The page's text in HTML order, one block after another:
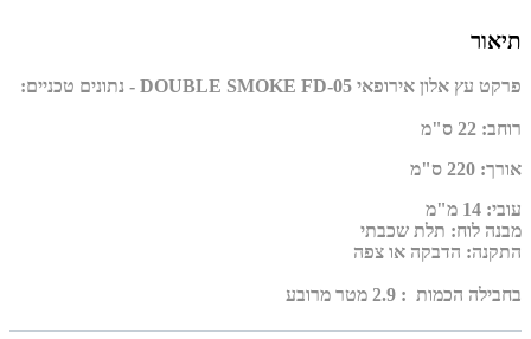
תיאור
פרקט עץ אלון אירופאי DOUBLE SMOKE FD-05 - נתונים טכניים:
רוחב: 22
ס"מ
אורך:
ס"מ
עובי: 14 מ"מ
מבנה לוח: תלת שכבתי
התקנה: הדבקה או צפה
בחבילה הכמות : 2.9 מטר מרובע